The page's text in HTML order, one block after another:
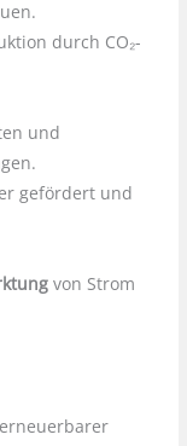
durch CO₂-
und
gefördert und
von Strom